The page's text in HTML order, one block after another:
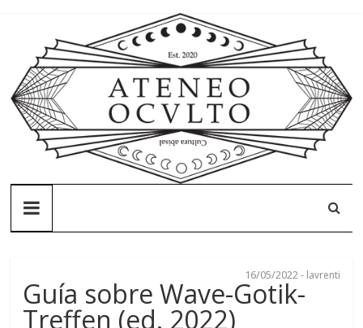
content
Ateneo
Oculto
Ateneo
Oculto
16/05/2022 - lavrenti
Guía sobre Wave-Gotik-
Treffen (ed. 2022)